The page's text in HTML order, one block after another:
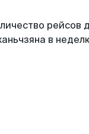
рейсов
в